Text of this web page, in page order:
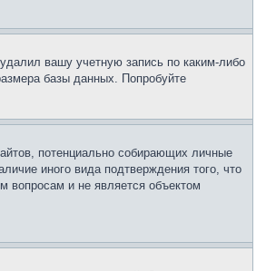
вашу учетную запись по каким-либо
базы данных. Попробуйте
потенциально собирающих личные
иного вида подтверждения того, что
вопросам и не является объектом